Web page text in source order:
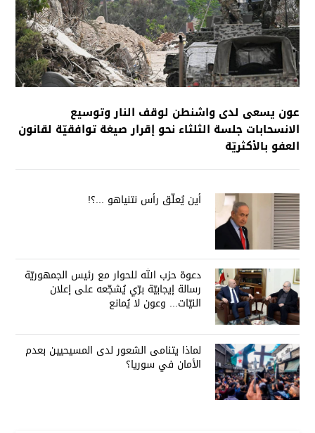
عون يسعى لدى واشنطن لوقف النار وتوسيع
الانسحابات جلسة الثلثاء نحو إقرار صيغة توافقيّة لقانون
العفو بالأكثريّة
أين يُعلّق رأس نتنياهو ...؟!
دعوة حزب الله للحوار مع رئيس الجمهوريّة
رسالة إيجابيّة برّي يُشجّعه على إعلان
النيّات... وعون لا يُمانع
لماذا يتنامى الشعور لدى المسيحيين بعدم
الأمان في سوريا؟